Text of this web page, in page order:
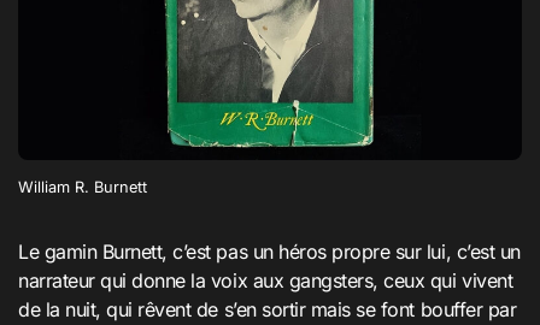
William R. Burnett
Le gamin Burnett, c’est pas un héros propre sur lui, c’est un
narrateur qui donne la voix aux gangsters, ceux qui vivent
de la nuit, qui rêvent de s’en sortir mais se font bouffer par